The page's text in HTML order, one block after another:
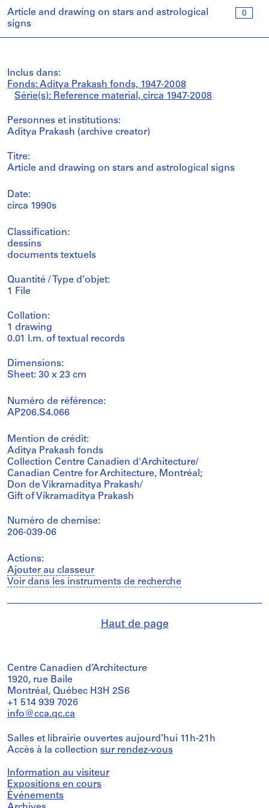
0
Article and drawing on stars and astrological
signs
Inclus dans:
Fonds: Aditya Prakash fonds, 1947-2008
Série(s): Reference material, circa 1947-2008
Personnes et institutions:
Aditya Prakash (archive creator)
Titre:
Article and drawing on stars and astrological signs
Date:
circa 1990s
Classification:
dessins
documents textuels
Quantité / Type d’objet:
1 File
Collation:
1 drawing
0.01 l.m. of textual records
Dimensions:
Sheet: 30 x 23 cm
Numéro de référence:
AP206.S4.066
Mention de crédit:
Aditya Prakash fonds
Collection Centre Canadien d'Architecture/
Canadian Centre for Architecture, Montréal;
Don de Vikramaditya Prakash/
Gift of Vikramaditya Prakash
Numéro de chemise:
206-039-06
Actions:
Ajouter au classeur
Voir dans les instruments de recherche
Haut de page
Centre Canadien d’Architecture
1920, rue Baile
Montréal, Québec H3H 2S6
+1 514 939 7026
info@cca.qc.ca
Salles et librairie ouvertes aujourd’hui 11h-21h
Accès à la collection sur rendez-vous
Information au visiteur
Expositions en cours
Événements